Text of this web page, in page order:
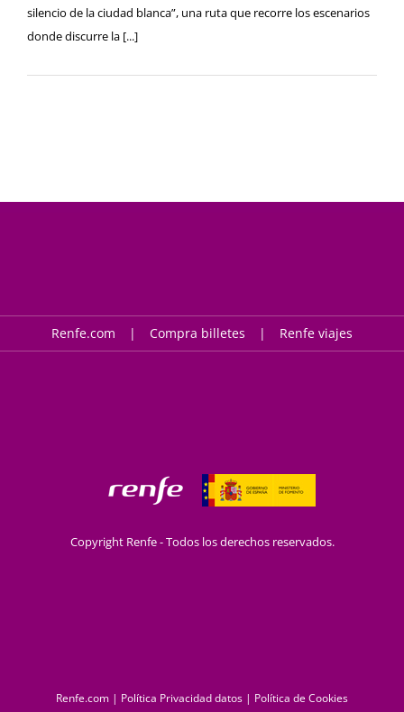
silencio de la ciudad blanca”, una ruta que recorre los escenarios
donde discurre la [...]
Renfe.com Compra billetes Renfe viajes
Copyright Renfe - Todos los derechos reservados.
Renfe.com | Política Privacidad datos | Política de Cookies